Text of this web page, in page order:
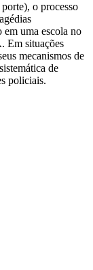
o processo
em uma escola no
Em situações
mecanismos de
de
policiais.